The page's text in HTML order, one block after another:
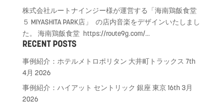
株式会社ルートナインジー様が運営する「海南鶏飯食堂
５ MIYASHITA PARK店」 の店内音楽をデザインいたしまし
た。 海南鶏飯食堂 https://route9g.com/...
RECENT POSTS
事例紹介：ホテルメトロポリタン 大井町トラックス 7th
4月 2026
事例紹介：ハイアット セントリック 銀座 東京16th 3月
2026